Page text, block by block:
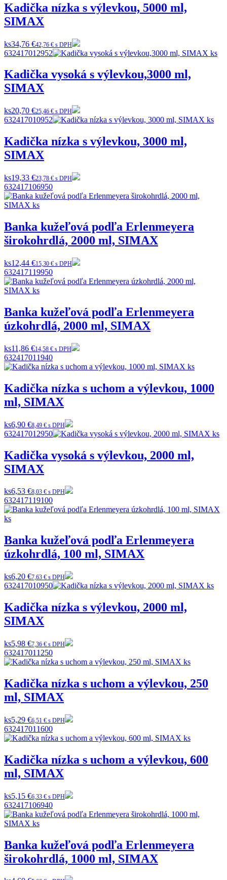
Kadička nízka s výlevkou, 5000 ml,
SIMAX
ks34,76 €42,76 € s DPH
632417012952
Kadička vysoká s výlevkou,3000 ml,
SIMAX
ks20,70 €25,46 € s DPH
632417010952
Kadička nízka s výlevkou, 3000 ml,
SIMAX
ks19,33 €23,78 € s DPH
632417106950
Banka kužeľová podľa Erlenmeyera
širokohrdlá, 2000 ml, SIMAX
ks12,44 €15,30 € s DPH
632417119950
Banka kužeľová podľa Erlenmeyera
úzkohrdlá, 2000 ml, SIMAX
ks11,86 €14,58 € s DPH
632417011940
Kadička nízka s uchom a výlevkou, 1000
ml, SIMAX
ks6,90 €8,49 € s DPH
632417012950
Kadička vysoká s výlevkou, 2000 ml,
SIMAX
ks6,53 €8,03 € s DPH
632417119100
Banka kužeľová podľa Erlenmeyera
úzkohrdlá, 100 ml, SIMAX
ks6,20 €7,63 € s DPH
632417010950
Kadička nízka s výlevkou, 2000 ml,
SIMAX
ks5,98 €7,36 € s DPH
632417011250
Kadička nízka s uchom a výlevkou, 250
ml, SIMAX
ks5,29 €6,51 € s DPH
632417011600
Kadička nízka s uchom a výlevkou, 600
ml, SIMAX
ks5,15 €6,33 € s DPH
632417106940
Banka kužeľová podľa Erlenmeyera
širokohrdlá, 1000 ml, SIMAX